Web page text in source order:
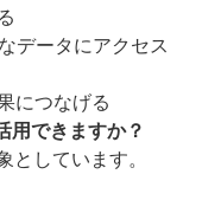
データにアクセス
につなげる
用できますか？
しています。